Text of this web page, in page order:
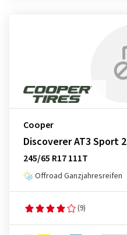
Cooper
Discoverer AT3 Sport 2
245/65 R17 111T
Offroad Ganzjahresreifen
(9)